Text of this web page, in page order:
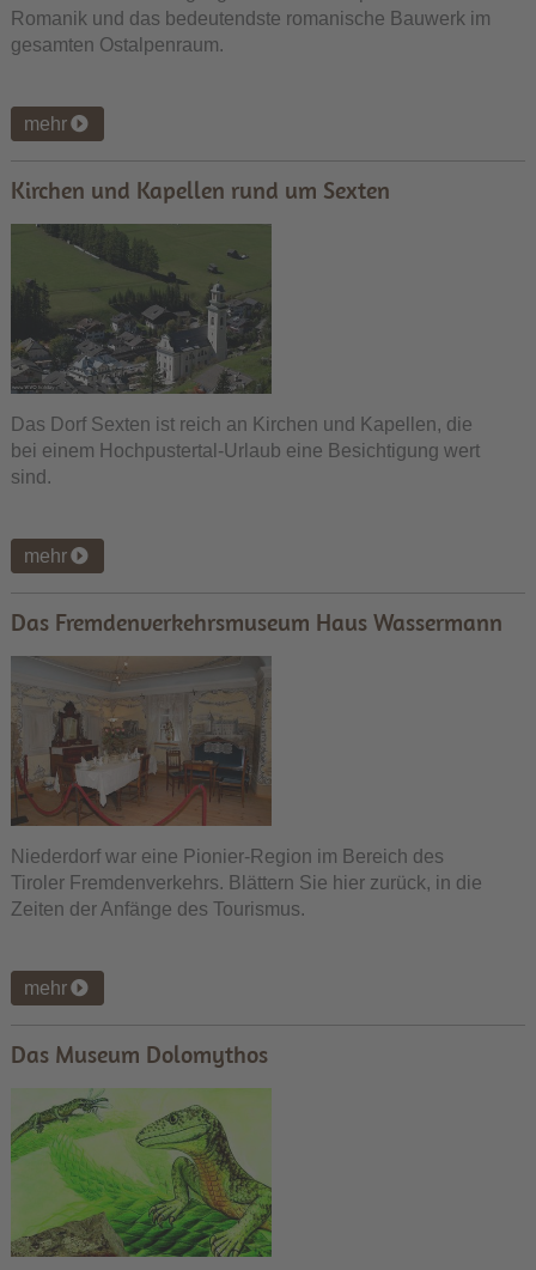
Romanik und das bedeutendste romanische Bauwerk im
gesamten Ostalpenraum.
mehr
Kirchen und Kapellen rund um Sexten
Das Dorf Sexten ist reich an Kirchen und Kapellen, die
bei einem Hochpustertal-Urlaub eine Besichtigung wert
sind.
mehr
Das Fremdenverkehrsmuseum Haus Wassermann
Niederdorf war eine Pionier-Region im Bereich des
Tiroler Fremdenverkehrs. Blättern Sie hier zurück, in die
Zeiten der Anfänge des Tourismus.
mehr
Das Museum Dolomythos